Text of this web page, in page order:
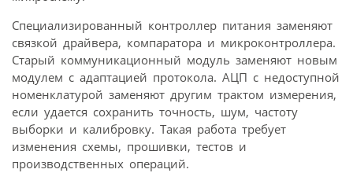
Специализированный контроллер питания заменяют
связкой драйвера, компаратора и микроконтроллера.
Старый коммуникационный модуль заменяют новым
модулем с адаптацией протокола. АЦП с недоступной
номенклатурой заменяют другим трактом измерения,
если удается сохранить точность, шум, частоту
выборки и калибровку. Такая работа требует
изменения схемы, прошивки, тестов и
производственных операций.